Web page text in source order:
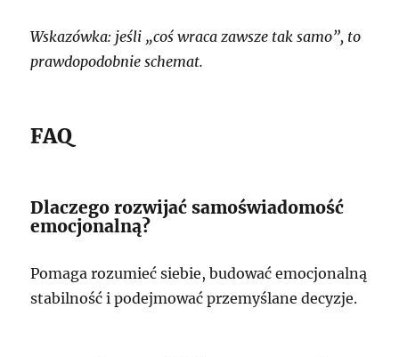
Wskazówka: jeśli „coś wraca zawsze tak samo”, to
prawdopodobnie schemat.
FAQ
Dlaczego rozwijać samoświadomość
emocjonalną?
Pomaga rozumieć siebie, budować emocjonalną
stabilność i podejmować przemyślane decyzje.